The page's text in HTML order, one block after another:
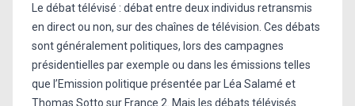
Le débat télévisé : débat entre deux individus retransmis
en direct ou non, sur des chaînes de télévision. Ces débats
sont généralement politiques, lors des campagnes
présidentielles par exemple ou dans les émissions telles
que l’Emission politique présentée par Léa Salamé et
Thomas Sotto sur France 2. Mais les débats télévisés